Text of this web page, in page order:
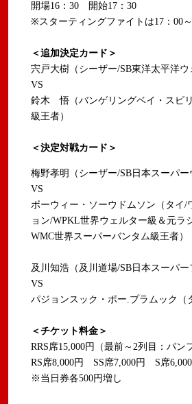
開場16：30 開始17：30
※スターティングファイトは17：00～
＜追加決定カード＞
宍戸大樹（シーザー/SB東洋太平洋
VS
鈴木 悟（バンゲリングベイ・スピ
級王者）
＜決定対戦カード＞
梅野孝明（シーザー/SB日本スーパ
VS
ボーウィー・ソーウドムソン（タイ
ョン/WPKL世界ウェルター級＆元ラ
WMC世界スーパーバンタム級王者）
及川知浩（及川道場/SB日本スーパ
VS
パジョンスック・ポー.プラムック（
＜チケット料金＞
RRS席15,000円（最前～2列目：パン
RS席8,000円 SS席7,000円 S席
※当日券各500円増し